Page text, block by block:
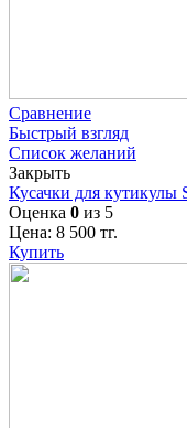
Сравнение
Быстрый взгляд
Список желаний
Закрыть
Кусачки для кутикулы
Оценка 0 из 5
Цена: 8 500 тг.
Купить